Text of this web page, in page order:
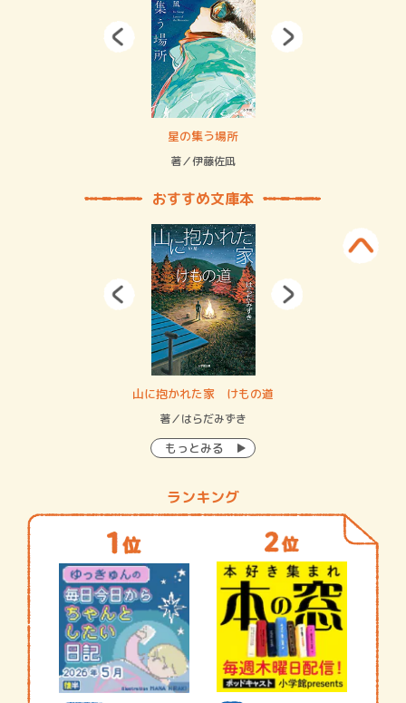
星の集う場所
著／伊藤佐凪
おすすめ文庫本
山に抱かれた家 けもの道
著／はらだみずき
もっとみる
ランキング